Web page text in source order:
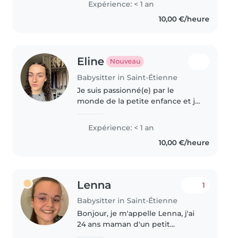
propose des services de garde
d'enfants à domicile, que ce soit..
Expérience: < 1 an
10,00 €/heure
Eline Nouveau
Babysitter in Saint-Étienne
Je suis passionné(e) par le
monde de la petite enfance et je
accompagner vos enfants.
Dynamique et patiente, je
Expérience: < 1 an
10,00 €/heure
Lenna
Babysitter in Saint-Étienne
1
Bonjour, je m'appelle Lenna, j'ai
24 ans maman d'un petit